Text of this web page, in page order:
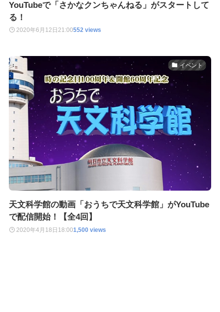
YouTubeで「さかなクンちゃんねる」がスタートして
る！
2020年6月12日 21:00552 views
イベント
天文科学館の動画「おうちで天文科学館」がYouTube
で配信開始！【全4回】
2020年4月18日 18:001,500 views